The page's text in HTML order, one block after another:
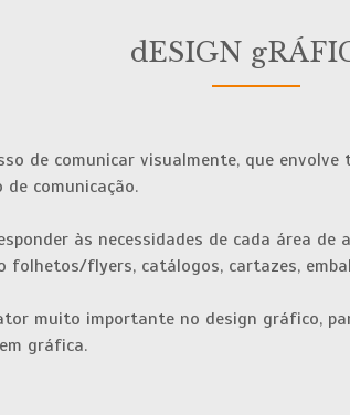
dESIGN
de comunicar visualmente, que
de comunicação.
às necessidades de cada área de
folhetos/flyers, catálogos, cartazes,
muito importante no design gráfico,
gráfica.